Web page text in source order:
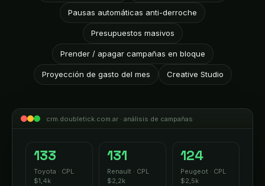
Pausas automáticas anti-derroche
Presupuestos masivos
Prender / apagar campañas en bloque
Proyección de gasto del mes Creative Studio
crm.doubletick.com.ar · análisis de campañas
133
Toyota · CPL
$1,4k
131
Renault · CPL
$2,2k
124
Peugeot · CPL
$2,5k